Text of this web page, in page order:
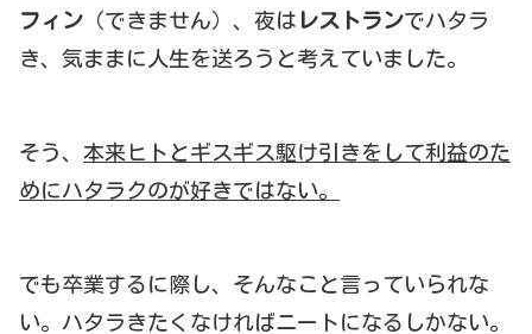
フィン （できません）、夜は レストランでハタラ
き、気ままに人生を送ろうと考えていました。
そう、 本来ヒトとギスギス駆け引きをして利益のた
めにハタラクのが好きではない。
でも卒業するに際し、そんなこと言っていられな
い。ハタラきたくなければニートになるしかない。